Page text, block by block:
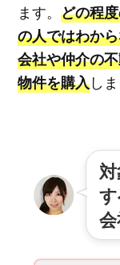
ます。 どの程
の人ではわか
会社や仲介の
物件を購入しま